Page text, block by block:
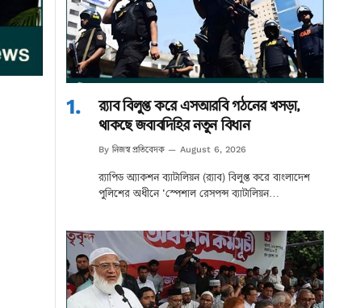
র‌্যাব বিলুপ্ত করে এসআরবি গঠনের খসড়া,
থাকছে জবাবদিহির নতুন বিধান
By নিজস্ব প্রতিবেদক August 6, 2026
র‌্যাপিড অ্যাকশন ব্যাটালিয়ন (র‌্যাব) বিলুপ্ত করে বাংলাদেশ
পুলিশের অধীনে ‘স্পেশাল রেসপন্স ব্যাটালিয়ন…